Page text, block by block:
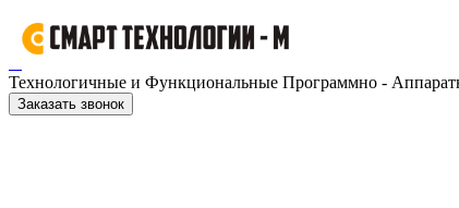
Технологичные и Функциональные Программно -
Заказать звонок